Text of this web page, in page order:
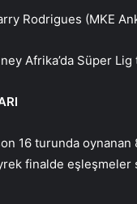
Rodrigues (MKE
Afrika’da Süper
16 turunda
finalde eşleşmeler